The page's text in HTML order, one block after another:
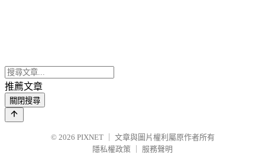
推薦文章
關閉搜尋
© 2026 PIXNET
文章與圖片權利屬原作者所有
隱私權政策
服務聲明